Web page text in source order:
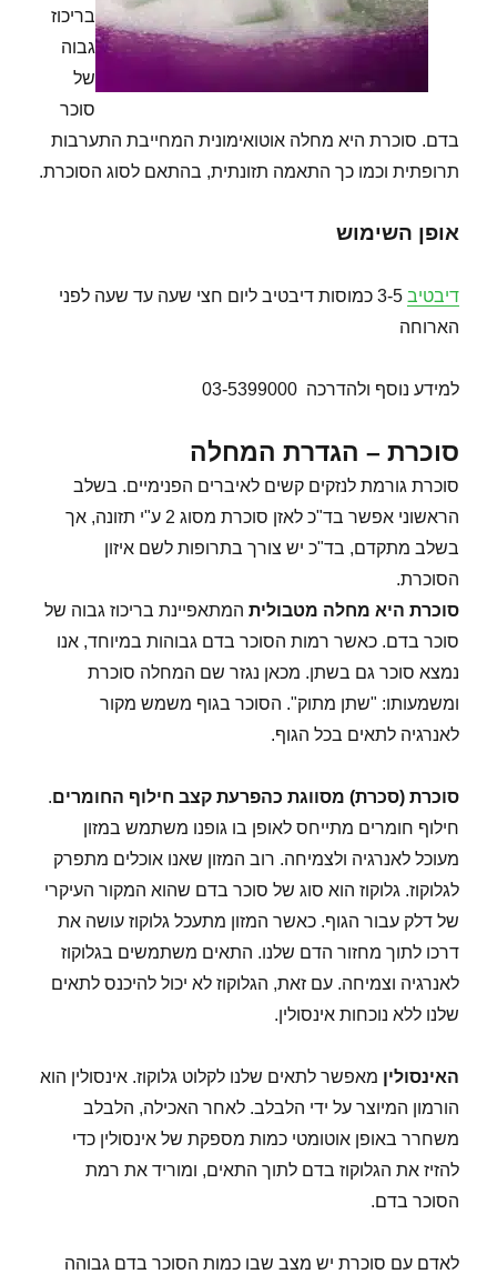
בריכוז
גבוה
של
סוכר
בדם. סוכרת היא מחלה אוטואימונית המחייבת התערבות
תרופתית וכמו כך התאמה תזונתית, בהתאם לסוג הסוכרת.
אופן השימוש
דיבטיב
3-5 כמוסות דיבטיב ליום חצי שעה עד שעה לפני
הארוחה
למידע נוסף ולהדרכה 03-5399000
סוכרת – הגדרת המחלה
סוכרת גורמת לנזקים קשים לאיברים הפנימיים. בשלב
הראשוני אפשר בד"כ לאזן סוכרת מסוג 2 ע"י תזונה, אך
בשלב מתקדם, בד"כ יש צורך בתרופות לשם איזון
הסוכרת.
סוכרת היא מחלה מטבולית המתאפיינת בריכוז גבוה של
סוכר בדם. כאשר רמות הסוכר בדם גבוהות במיוחד, אנו
נמצא סוכר גם בשתן. מכאן נגזר שם המחלה סוכרת
ומשמעותו: "שתן מתוק". הסוכר בגוף משמש מקור
לאנרגיה לתאים בכל הגוף.
סוכרת (סכרת) מסווגת כהפרעת קצב חילוף החומרים.
חילוף חומרים מתייחס לאופן בו גופנו משתמש במזון
מעוכל לאנרגיה ולצמיחה. רוב המזון שאנו אוכלים מתפרק
לגלוקוז. גלוקוז הוא סוג של סוכר בדם שהוא המקור העיקרי
של דלק עבור הגוף. כאשר המזון מתעכל גלוקוז עושה את
דרכו לתוך מחזור הדם שלנו. התאים משתמשים בגלוקוז
לאנרגיה וצמיחה. עם זאת, הגלוקוז לא יכול להיכנס לתאים
שלנו ללא נוכחות אינסולין.
האינסולין מאפשר לתאים שלנו לקלוט גלוקוז. אינסולין הוא
הורמון המיוצר על ידי הלבלב. לאחר האכילה, הלבלב
משחרר באופן אוטומטי כמות מספקת של אינסולין כדי
להזיז את הגלוקוז בדם לתוך התאים, ומוריד את רמת
הסוכר בדם.
לאדם עם סוכרת יש מצב שבו כמות הסוכר בדם גבוהה